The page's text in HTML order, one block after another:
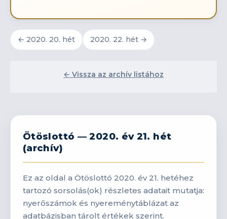
← 2020. 20. hét 2020. 22. hét →
← Vissza az archív listához
Ötöslottó — 2020. év 21. hét
(archív)
Ez az oldal a Ötöslottó 2020. év 21. hetéhez
tartozó sorsolás(ok) részletes adatait mutatja:
nyerőszámok és nyereménytáblázat az
adatbázisban tárolt értékek szerint.